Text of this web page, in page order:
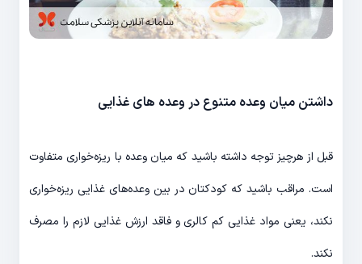
داشتن میان وعده متنوع در وعده های غذایی
قبل از هرچیز توجه داشته باشید که میان وعده با ریزه‌خواری متفاوت
است. مراقب باشید که کودکتان در بین وعده‌های غذایی ریزه‌خواری
نکند، یعنی مواد غذایی کم کالری و فاقد ارزش غذایی لازم را مصرف
نکند.